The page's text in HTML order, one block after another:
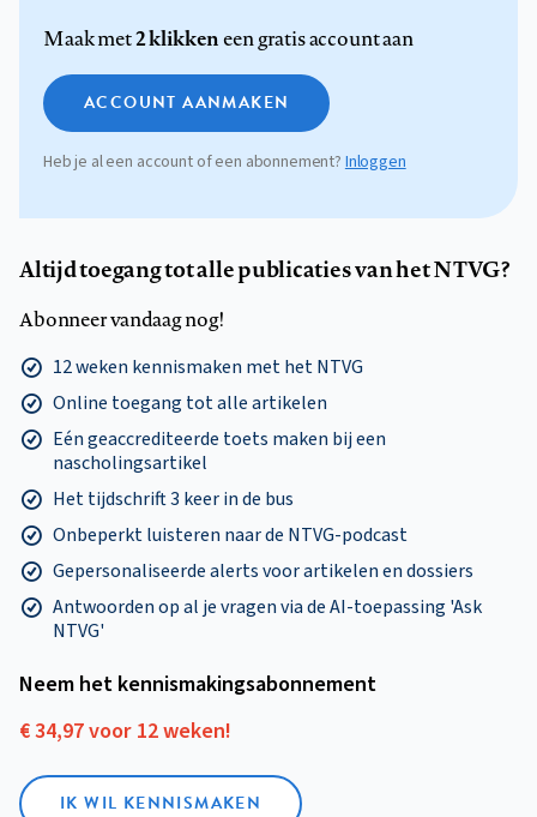
Maak met2 klikkeneen gratis account aan
ACCOUNT AANMAKEN
Heb je al een account of een abonnement? Inloggen
Altijd toegang tot alle publicaties van het NTVG?
Abonneer vandaag nog!
12 weken kennismaken met het NTVG
Online toegang tot alle artikelen
Eén geaccrediteerde toets maken bij een
nascholingsartikel
Het tijdschrift 3 keer in de bus
Onbeperkt luisteren naar de NTVG-podcast
Gepersonaliseerde alerts voor artikelen en dossiers
Antwoorden op al je vragen via de AI-toepassing 'Ask
NTVG'
Neem het kennismakings­abonnement
€ 34,97 voor 12 weken!
IK WIL KENNISMAKEN